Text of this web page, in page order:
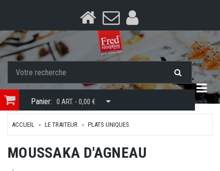
Panier: 0 ART. - 0,00 €
ACCUEIL LE TRAITEUR PLATS UNIQUES
MOUSSAKA D'AGNEAU